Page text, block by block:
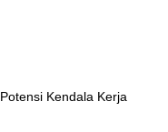
Kendala Kerja